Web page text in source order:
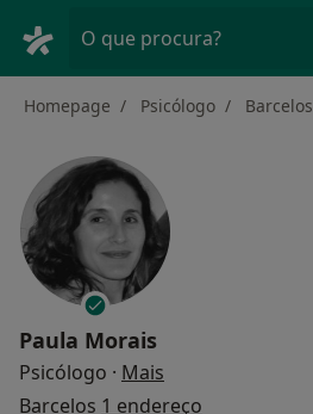
O que procura?
Homepage Psicólogo Barcelos
Paula Morais
Psicólogo · Mais
Barcelos 1 endereço